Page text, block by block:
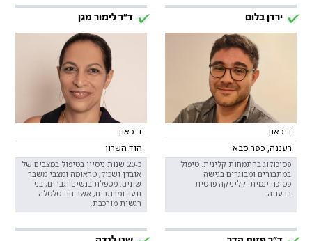
ירדן בלום
דיכאון
רעננה, כפר סבא
פסיכולוג בהתמחות קלינית. טיפול
במתבגרים ומבוגרים בגישה
פסיכודינמית. קליניקה פרטית
ברעננה.
ד"ר לימור מגן
דיכאון
הוד השרון
כ-20 שנות ניסיון בטיפול במצבים של
אובדן ושכול, טראומה ומצבי משבר
שונים. מטפלת בנשים וגברים, בני
נוער ומבוגרים, אשר חוו טלטלה
רגשית מורכבת.